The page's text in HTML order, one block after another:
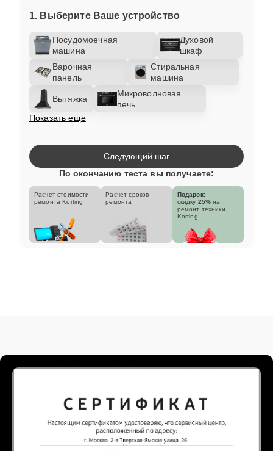
1. Выберите Ваше устройство
Посудомоечная
машина
Духовой
шкаф
Варочная
панель
Стиральная
машина
Вытяжка
Микроволновая
печь
Показать еще
Следующий шаг
По окончанию теста вы получаете:
Расчет стоимости
ремонта Korting
Расчет сроков
ремонта
Подарок:
скидку 25% на
ремонт техники
Korting